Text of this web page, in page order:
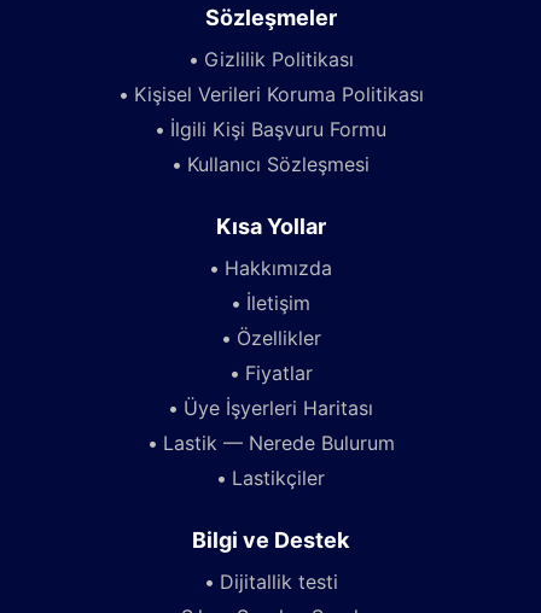
Sözleşmeler
Gizlilik Politikası
Kişisel Verileri Koruma Politikası
İlgili Kişi Başvuru Formu
Kullanıcı Sözleşmesi
Kısa Yollar
Hakkımızda
İletişim
Özellikler
Fiyatlar
Üye İşyerleri Haritası
Lastik — Nerede Bulurum
Lastikçiler
Bilgi ve Destek
Dijitallik testi